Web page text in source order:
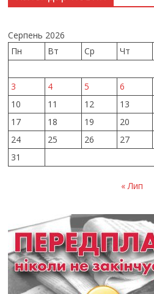
Серпень 2026
Пн
Вт Ср Чт
3
4 5 6
10
11 12 13
17
18 19 20
24
25 26 27
31
« Лип